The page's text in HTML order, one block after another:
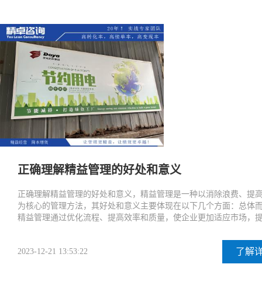
正确理解精益管理的好处和意义
正确理解精益管理的好处和意义，精益管理是一种以消除浪费、提
为核心的管理方法，其好处和意义主要体现在以下几个方面：总体
精益管理通过优化流程、提高效率和质量，使企业更加适应市场，
2023-12-21 13:53:22 了解